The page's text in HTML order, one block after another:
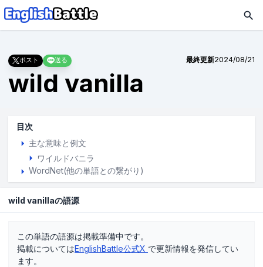
ポスト 送る 最終更新2024/08/21
wild vanilla
目次
主な意味と例文
ワイルドバニラ
WordNet(他の単語との繋がり)
wild vanillaの語源
この単語の語源は掲載準備中です。
掲載についてはEnglishBattle公式X で更新情報を発信してい
ます。